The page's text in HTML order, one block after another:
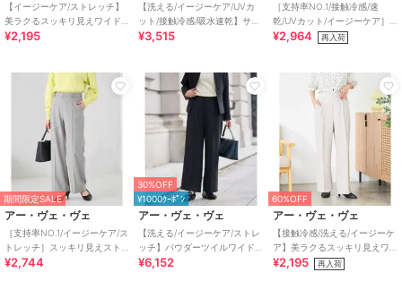
る/ストレッチ/スキニー・ス
リム/テーパード/ ストレート
パンツ
セレモニー・入学式・卒
原産国 中国
【イージーケア/ストレッチ】
美ラクるスッキリ見えワイド
パンツ
¥2,195
【洗える/イージーケア/UVカ
ット/接触冷感/吸水速乾】サマ
ーストレッチワイドパンツ
¥3,515
［支持率NO.1/接触冷感/速
乾/UVカット/イージーケア］
イージーワイドパンツ【WEB
¥2,964 再入荷
期間限定SALE
アー・ヴェ・ヴェ
［支持率NO.1/イージーケア/ス
トレッチ］スッキリ見えスト
レートパンツ
¥2,744
30%OFF
¥1000ｸｰﾎﾟﾝ
アー・ヴェ・ヴェ
【洗える/イージーケア/ストレ
ッチ】パウダーツイルワイド
ストレートパンツ
¥6,152
60%OFF
アー・ヴェ・ヴェ
【接触冷感/洗える/イージーケ
ア】美ラクるスッキリ見えワ
イドパンツ
¥2,195 再入荷